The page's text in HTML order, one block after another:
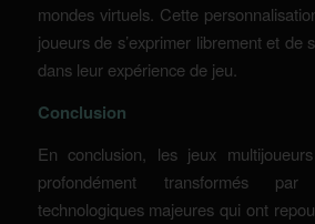
mondes virtuels. Cette
joueurs de s’exprimer librement et de
dans leur expérience de jeu.
Conclusion
En conclusion, les jeux
profondément transformés
technologiques majeures qui ont